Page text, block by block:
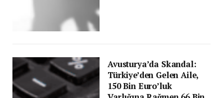
Avusturya’da Skandal:
Türkiye’den Gelen Aile,
150 Bin Euro’luk